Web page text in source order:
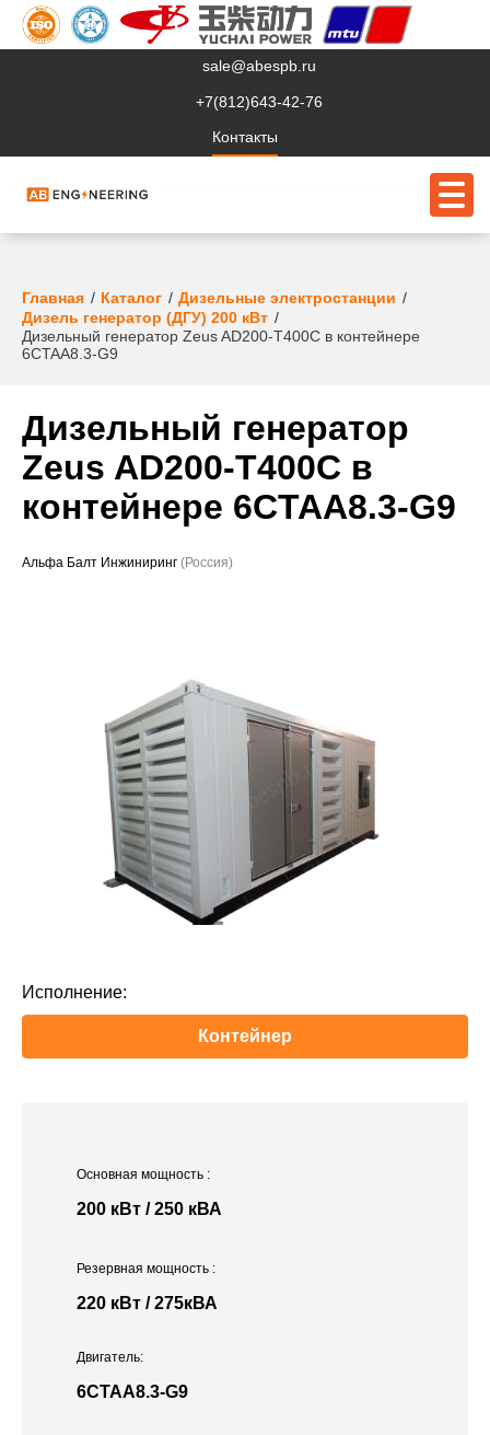
sale@abespb.ru
+7(812)643-42-76
Контакты
О компании
Клиентам
Сервис
Судовое ЭО
Проекты
Главная Каталог
Дизельные электростанции
Дизель генератор (ДГУ) 200 кВт
Дизельный генератор Zeus AD200-T400C в контейнере
6CTAA8.3-G9
Дизельный генератор
Zeus AD200-T400C в
контейнере 6CTAA8.3-G9
Альфа Балт Инжиниринг (Россия)
Исполнение:
Контейнер
Основная мощность :
200 кВт / 250 кВА
Двигатель:
6CTAA8.3-G9
Резервная мощность :
220 кВт / 275кВА